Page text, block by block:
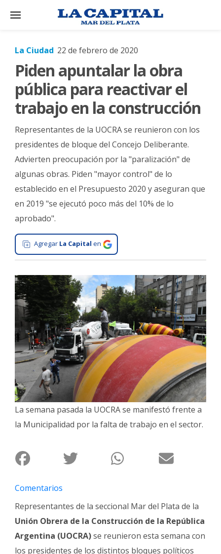
×
El
País
El
Mundo
La
Zona
Cultura
Tecnología
Salud
Interés
General
La
Ciudad
Deportes
Arte
Espectáculos
Policiales
Cartelera
Fotos
de
Familia
Clasificados
La Ciudad 22 de febrero de 2020
Piden apuntalar la obra
pública para reactivar el
trabajo en la construcción
Representantes de la UOCRA se reunieron con los
presidentes de bloque del Concejo Deliberante.
Advierten preocupación por la "paralización" de
algunas obras. Piden "mayor control" de lo
establecido en el Presupuesto 2020 y aseguran que
en 2019 "se ejecutó poco más del 10% de lo
aprobado".
Agregar La Capital en
La semana pasada la UOCRA se manifestó frente a
la Municipalidad por la falta de trabajo en el sector.
Comentarios
Representantes de la seccional Mar del Plata de la
Unión Obrera de la Construcción de la República
Argentina (UOCRA)se reunieron esta semana con
los presidentes de los distintos bloques políticos